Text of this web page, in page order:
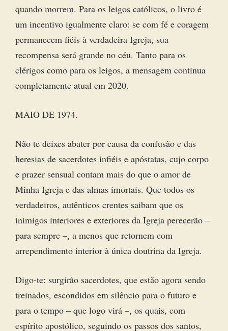
quando morrem. Para os leigos católicos, o livro é
um incentivo igualmente claro: se com fé e coragem
permanecem fiéis à verdadeira Igreja, sua
recompensa será grande no céu. Tanto para os
clérigos como para os leigos, a mensagem continua
completamente atual em 2020.
MAIO DE 1974.
Não te deixes abater por causa da confusão e das
heresias de sacerdotes infiéis e apóstatas, cujo corpo
e prazer sensual contam mais do que o amor de
Minha Igreja e das almas imortais. Que todos os
verdadeiros, autênticos crentes saibam que os
inimigos interiores e exteriores da Igreja perecerão –
para sempre –, a menos que retornem com
arrependimento interior à única doutrina da Igreja.
Digo-te: surgirão sacerdotes, que estão agora sendo
treinados, escondidos em silêncio para o futuro e
para o tempo – que logo virá –, os quais, com
espírito apostólico, seguindo os passos dos santos,